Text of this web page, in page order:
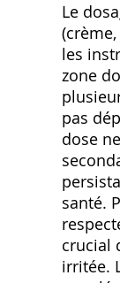
Le
les
zone
pas
dose
santé.
crucial
irritée.